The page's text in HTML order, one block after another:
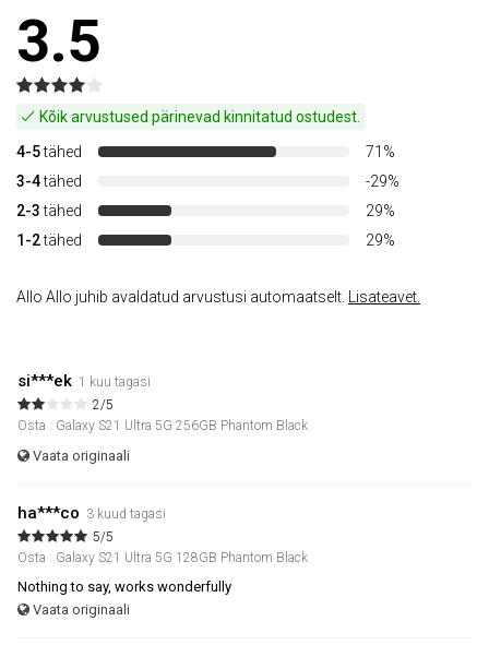
3.5
Kõik arvustused pärinevad kinnitatud ostudest.
4-5tähed
71%
3-4tähed
-29%
2-3tähed
29%
1-2tähed 29%
Allo Allo juhib avaldatud arvustusi automaatselt. Lisateavet.
si***ek 1 kuu tagasi
2/5
Osta : Galaxy S21 Ultra 5G 256GB Phantom Black
Vaata originaali
ha***co 3 kuud tagasi
5/5
Osta : Galaxy S21 Ultra 5G 128GB Phantom Black
Nothing to say, works wonderfully
Vaata originaali